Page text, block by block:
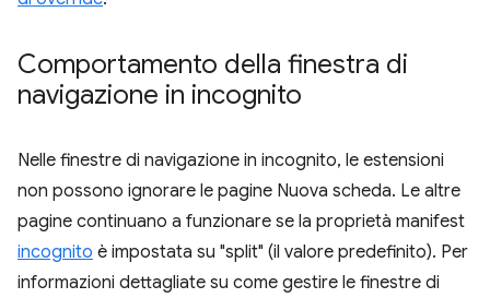
Comportamento della finestra di
navigazione in incognito
Nelle finestre di navigazione in incognito, le estensioni
non possono ignorare le pagine Nuova scheda. Le altre
pagine continuano a funzionare se la proprietà manifest
incognito è impostata su "split" (il valore predefinito). Per
informazioni dettagliate su come gestire le finestre di